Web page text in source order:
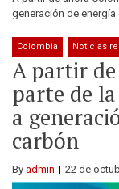
generación de energía
Colombia Noticias
A partir
parte de
a
carbón
By admin 22 de